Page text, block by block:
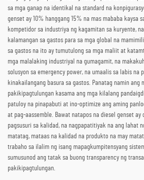
sa mga ganap na identikal na standard na
genset ay 10% hanggang 15% na mas mababa kaysa
kompetidor sa industriya ng kagamitan sa kuryente,
kalamangan sa gastos para sa mga global na
sa gastos na ito ay tumutulong sa mga maliit at
mga malalaking industriyal na gumagamit, na
solusyon sa emergency power, na umaalis sa labis na
kinakailangang basura sa gastos. Panatag namin ang
pakikipagtulungan kasama ang mga kilalang
patuloy na pinapabuti at ino-optimize ang aming
at pag-aassemble. Bawat natapos na diesel genset ay
pagsusuri sa kalidad, na nagpapatitiyak na ang lahat
matatag, mataas na kalidad na produkto na may
trabaho sa ilalim ng isang mapagkumpitensyang
sumusunod ang tatak sa buong transparency ng
pakikipagtulungan.